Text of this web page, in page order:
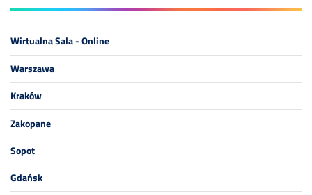
Wirtualna Sala - Online
Warszawa
Kraków
Zakopane
Sopot
Gdańsk